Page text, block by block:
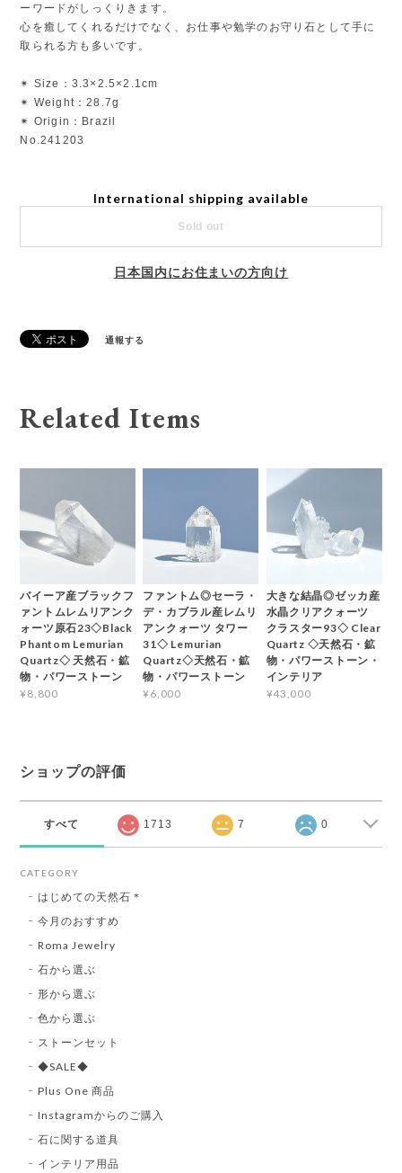
ーワードがしっくりきます。
心を癒してくれるだけでなく、お仕事や勉学のお守り石として手に
取られる方も多いです。
✴︎ Size：3.3×2.5×2.1cm
✴︎ Weight：28.7g
✴︎ Origin：Brazil
No.241203
International shipping available
Sold out
日本国内にお住まいの方向け
通報する
Related Items
バイーア産ブラックフ
ァントムレムリアンク
ォーツ原石23◇Black
Phantom Lemurian
Quartz◇ 天然石・鉱
物・パワーストーン
¥8,800
ファントム◎セーラ・
デ・カブラル産レムリ
アンクォーツ タワー
31◇ Lemurian
Quartz◇天然石・鉱
物・パワーストーン
¥6,000
大きな結晶◎ゼッカ産
水晶クリアクォーツ
クラスター93◇ Clear
Quartz ◇天然石・鉱
物・パワーストーン・
インテリア
¥43,000
ショップの評価
すべて 1713 7 0
CATEGORY
はじめての天然石＊
今月のおすすめ
Roma Jewelry
石から選ぶ
形から選ぶ
色から選ぶ
ストーンセット
◆SALE◆
Plus One 商品
Instagramからのご購入
石に関する道具
インテリア用品